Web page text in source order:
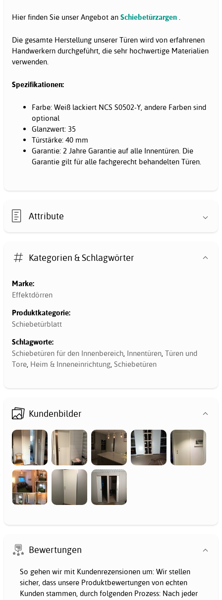
Hier finden Sie unser Angebot an Schiebetürzargen .
Die gesamte Herstellung unserer Türen wird von erfahrenen
Handwerkern durchgeführt, die sehr hochwertige Materialien
verwenden.
Spezifikationen:
Farbe: Weiß lackiert NCS S0502-Y, andere Farben sind
optional
Glanzwert: 35
Türstärke: 40 mm
Garantie: 2 Jahre Garantie auf alle Innentüren. Die
Garantie gilt für alle fachgerecht behandelten Türen.
Attribute
Kategorien & Schlagwörter
Marke:
Effektdörren
Produktkategorie:
Schiebetürblatt
Schlagworte:
Schiebetüren für den Innenbereich, Innentüren, Türen und
Tore, Heim & Inneneinrichtung, Schiebetüren
Kundenbilder
Bewertungen
So gehen wir mit Kundenrezensionen um: Wir stellen
sicher, dass unsere Produktbewertungen von echten
Kunden stammen, durch folgenden Prozess: Nach jeder